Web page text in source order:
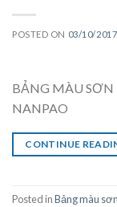
POSTED ON 03/10/2017
BẢNG MÀU
NANPAO
CONTINUE
Posted inBảng màu sơn